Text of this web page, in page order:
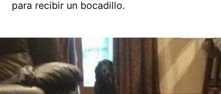
para recibir un bocadillo.